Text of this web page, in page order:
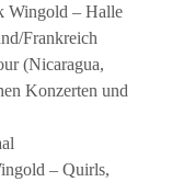
Wingold – Halle
Frankreich
(Nicaragua,
Konzerten und
– Quirls,